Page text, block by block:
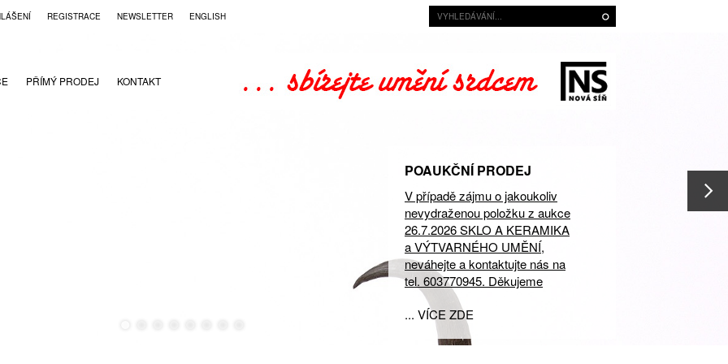
REGISTRACE NEWSLETTER ENGLISH
PŘÍMÝ PRODEJ KONTAKT
POAUKČNÍ PRODEJ
V případě zájmu o jakoukoliv
nevydraženou položku z aukce
26.7.2026 SKLO A KERAMIKA
a VÝTVARNÉHO UMĚNÍ,
neváhejte a kontaktujte nás na
tel. 603770945. Děkujeme
... VÍCE ZDE